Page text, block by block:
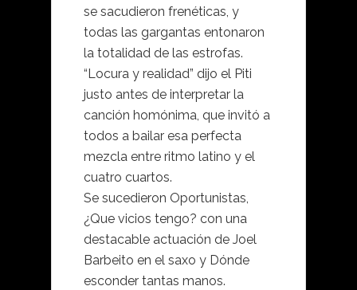
se sacudieron frenéticas, y
todas las gargantas entonaron
la totalidad de las estrofas.
“Locura y realidad” dijo el Piti
justo antes de interpretar la
canción homónima, que invitó a
todos a bailar esa perfecta
mezcla entre ritmo latino y el
cuatro cuartos.
Se sucedieron Oportunistas,
¿Que vicios tengo? con una
destacable actuación de Joel
Barbeito en el saxo y Dónde
esconder tantas manos.